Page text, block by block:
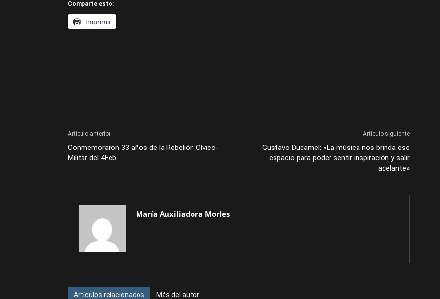
Comparte esto:
Imprimir
Artículo anterior
Conmemoraron 33 años de la Rebelión Cívico-
Militar del 4Feb
Artículo siguiente
Gustavo Dudamel: «La música nos brinda ese
espacio para poder sentir inspiración y salir
adelante»
María Auxiliadora Morles
Artículos relacionados Más del autor